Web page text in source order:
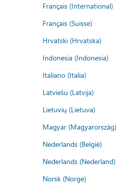
Français (International)
Français (Suisse)
Hrvatski (Hrvatska)
Indonesia (Indonesia)
Italiano (Italia)
Latviešu (Latvija)
Lietuvių (Lietuva)
Magyar (Magyarország)
Nederlands (België)
Nederlands (Nederland)
Norsk (Norge)